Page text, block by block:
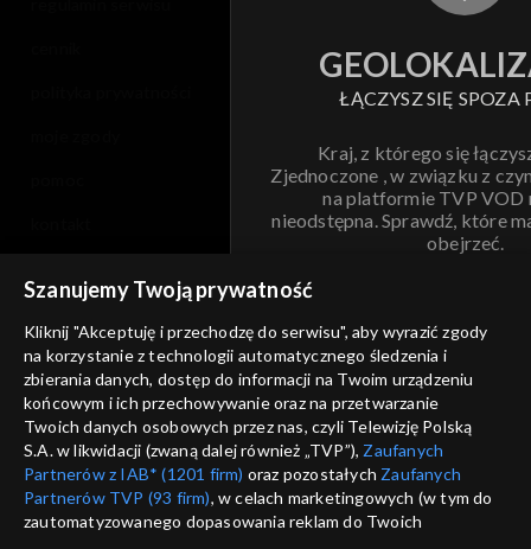
ŁĄCZYSZ SIĘ SPOZA
Kraj, z którego się
Zjednoczone , w związku z
na platformie TVP VOD
nieodstępna. Sprawdź, które
obejrzeć.
ANULUJ
informacje o dostawcy usług
Szanujemy Twoją prywatność
Kliknij "Akceptuję i przechodzę do serwisu", aby wyrazić zgody
na korzystanie z technologii automatycznego śledzenia i
zbierania danych, dostęp do informacji na Twoim urządzeniu
końcowym i ich przechowywanie oraz na przetwarzanie
Twoich danych osobowych przez nas, czyli Telewizję Polską
S.A. w likwidacji (zwaną dalej również „TVP”), Zaufanych
Partnerów z IAB* (1201 firm) oraz pozostałych Zaufanych
Partnerów TVP (93 firm), w celach marketingowych (w tym do
zautomatyzowanego dopasowania reklam do Twoich